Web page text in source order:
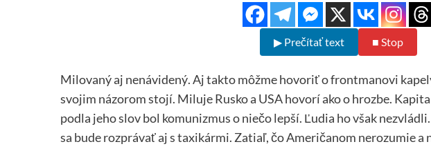
▶ Prečítať text ■ Stop
Milovaný aj nenávidený. Aj takto môžme hovoriť o frontmanovi
svojim názorom stojí. Miluje Rusko a USA hovorí ako o hrozbe.
podla jeho slov bol komunizmus o niečo lepší. Ľudia ho však
sa bude rozprávať aj s taxikármi. Zatiaľ, čo Američanom nerozumie a